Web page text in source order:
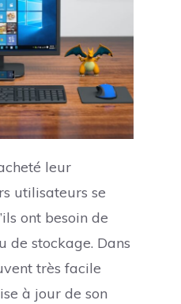
leur
utilisateurs se
ont besoin de
de stockage. Dans
très facile
à jour de son